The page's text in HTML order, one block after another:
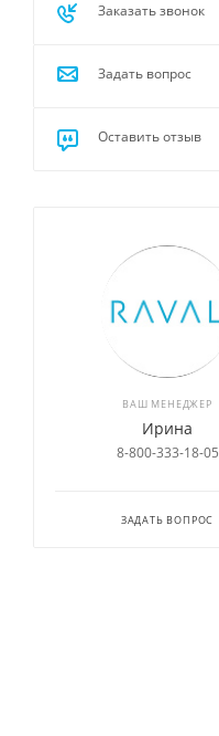
Заказать звонок
Задать вопрос
Оставить отзыв
ВАШ МЕНЕДЖЕР
Ирина
8-800-333-18-05
ЗАДАТЬ ВОПРОС